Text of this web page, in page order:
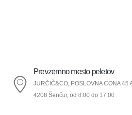
Prevzemno mesto peletov
JURČIČ&CO, POSLOVNA CONA 45
4208 Šenčur, od 8:00 do 17:00